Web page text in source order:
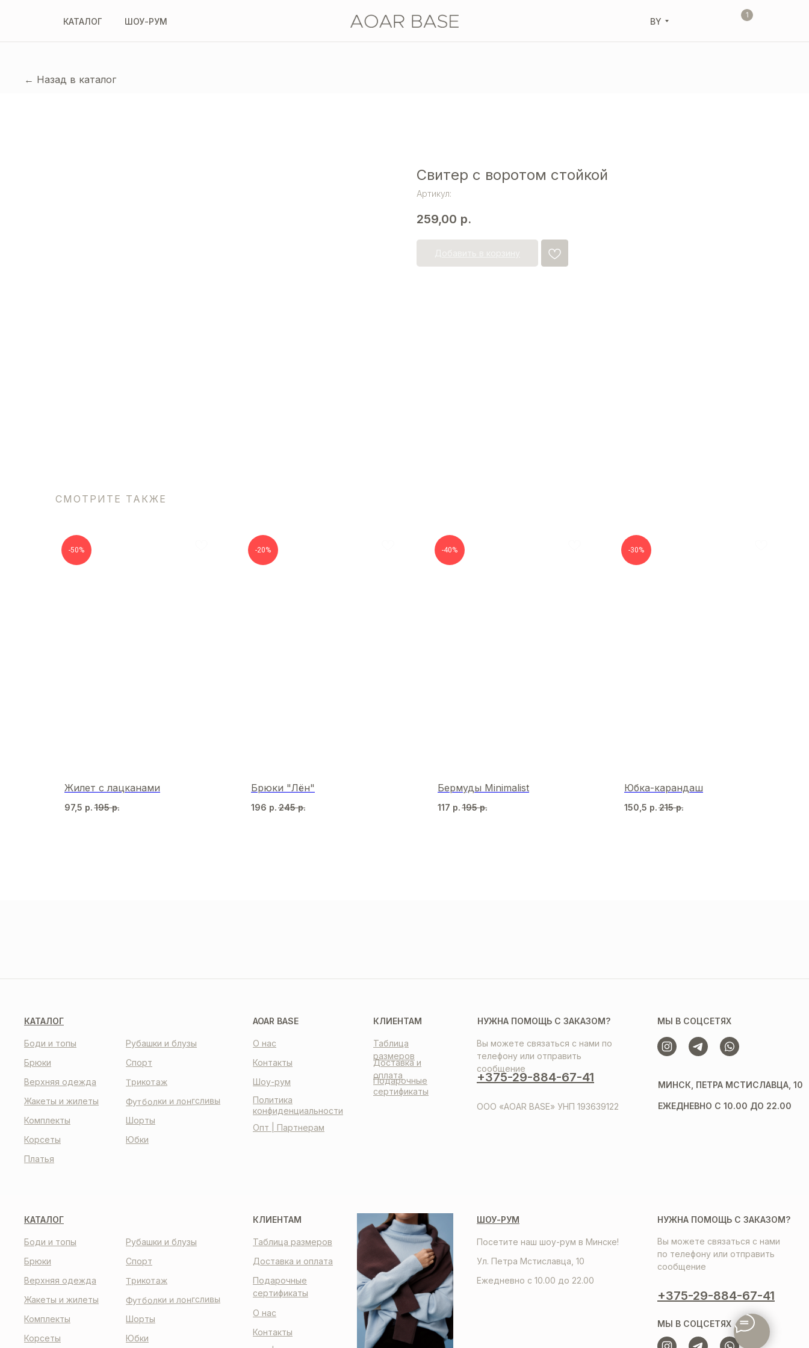
1
КАТАЛОГ ШОУ-РУМ BY
← Назад в каталог
Свитер с воротом стойкой
Артикул:
259,00 р.
СМОТРИТЕ ТАКЖЕ
-50%
Жилет с лацканами
97,5 р. 195 р.
-20%
Брюки "Лён"
196 р. 245 р.
-40%
Бермуды Minimalist
117 р. 195 р.
-30%
Юбка-карандаш
150,5 р. 215 р.
КАТАЛОГ КЛИЕНТАМ
Таблица
размеров
Доставка и
оплата
Подарочные
сертификаты
НУЖНА ПОМОЩЬ С ЗАКАЗОМ?
Вы можете связаться с нами по
телефону или отправить
сообщение
+375-29-884-67-41
ООО «AOAR BASE» УНП 193639122
МЫ В СОЦСЕТЯХ
МИНСК, ПЕТРА МСТИСЛАВЦА, 10
ЕЖЕДНЕВНО С 10.00 ДО 22.00
AOAR BASE
О нас
Контакты
Шоу-рум
Политика
конфиденциальности
Опт | Партнерам
Корсеты
Платья
Боди и топы
Комплекты Шорты
Спорт
Рубашки и блузы
Брюки
Жакеты и жилеты
Трикотаж
Футболки и лонгсливы
Верхняя одежда
Юбки
О нас
Контакты
КЛИЕНТАМ
Таблица размеров
Доставка и оплата
Подарочные
сертификаты
НУЖНА ПОМОЩЬ С ЗАКАЗОМ?
Вы можете связаться с нами
по телефону или отправить
сообщение
+375-29-884-67-41
МЫ В СОЦСЕТЯХ
КАТАЛОГ ШОУ-РУМ
Ул. Петра Мстиславца, 10
Ежедневно с 10.00 до 22.00
Посетите наш шоу-рум в Минске!
Корсеты
Боди и топы
Комплекты Шорты
Спорт
Рубашки и блузы
Брюки
Жакеты и жилеты
Трикотаж
Футболки и лонгсливы
Верхняя одежда
Юбки